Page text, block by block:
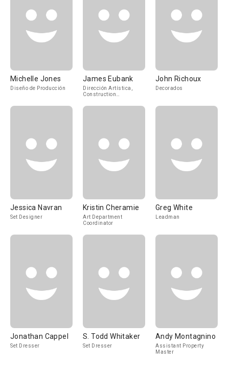
Michelle Jones
Diseño de Producción
James Eubank
Dirección Artística,
Construction
John Richoux
Decorados
Jessica Navran
Set Designer
Kristin Cheramie
Art Department
Coordinator
Greg White
Leadman
Jonathan Cappel
Set Dresser
S. Todd Whitaker
Set Dresser
Andy Montagnino
Assistant Property
Master